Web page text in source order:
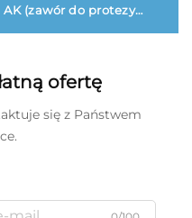
AK (zawór do protezy
ofertę
się z Państwem